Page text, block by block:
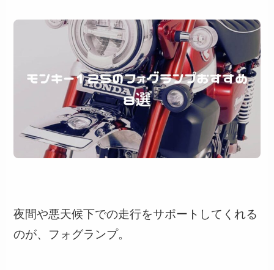
夜間や悪天候下での走行をサポートしてくれる
のが、フォグランプ。